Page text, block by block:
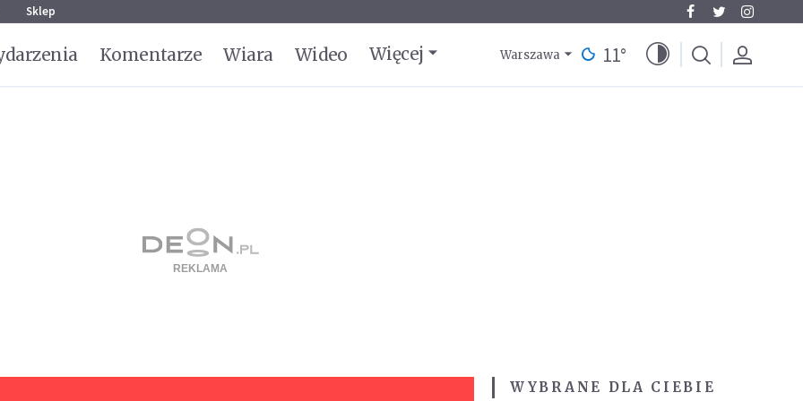
Sklep
Komentarze Wiara Wideo Więcej Warszawa 11°
WYBRANE DLA CIEBIE